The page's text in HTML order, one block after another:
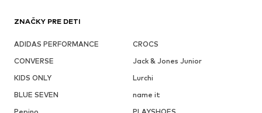
ZNAČKY PRE DETI
ADIDAS PERFORMANCE
CROCS
CONVERSE
Jack & Jones Junior
KIDS ONLY
Lurchi
BLUE SEVEN
name it